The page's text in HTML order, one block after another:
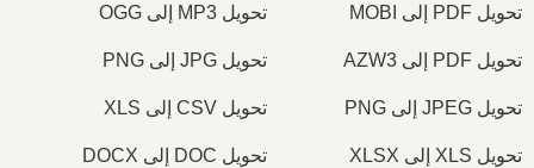
تحويل PDF إلى MOBI تحويل MP3 إلى OGG
تحويل PDF إلى AZW3 تحويل JPG إلى PNG
تحويل JPEG إلى PNG تحويل CSV إلى XLS
تحويل XLS إلى XLSX تحويل DOC إلى DOCX